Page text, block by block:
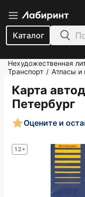
Каталог
Нехудожественная
Транспорт / Атласы и
Карта
Петербург
12+
Оцените и